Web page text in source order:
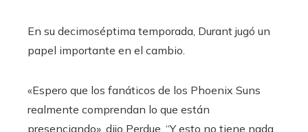
En su decimoséptima temporada, Durant jugó un
papel importante en el cambio.
«Espero que los fanáticos de los Phoenix Suns
realmente comprendan lo que están
presenciando», dijo Perdue. “Y esto no tiene nada